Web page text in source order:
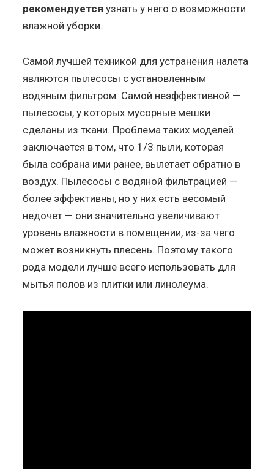
рекомендуется узнать у него о возможности
влажной уборки.
Самой лучшей техникой для устранения налета
являются пылесосы с установленным
водяным фильтром. Самой неэффективной —
пылесосы, у которых мусорные мешки
сделаны из ткани. Проблема таких моделей
заключается в том, что 1/3 пыли, которая
была собрана ими ранее, вылетает обратно в
воздух. Пылесосы с водяной фильтрацией —
более эффективны, но у них есть весомый
недочет — они значительно увеличивают
уровень влажности в помещении, из-за чего
может возникнуть плесень. Поэтому такого
рода модели лучше всего использовать для
мытья полов из плитки или линолеума.